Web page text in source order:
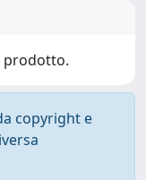
prodotto.
copyright e